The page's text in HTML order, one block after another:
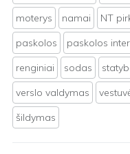
moterys
namai NT
paskolos
paskolos
renginiai
sodas
verslo valdymas
šildymas